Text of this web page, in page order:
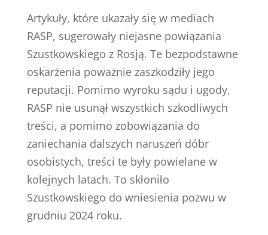
Artykuły, które ukazały się w mediach
RASP, sugerowały niejasne powiązania
Szustkowskiego z Rosją. Te bezpodstawne
oskarżenia poważnie zaszkodziły jego
reputacji. Pomimo wyroku sądu i ugody,
RASP nie usunął wszystkich szkodliwych
treści, a pomimo zobowiązania do
zaniechania dalszych naruszeń dóbr
osobistych, treści te były powielane w
kolejnych latach. To skłoniło
Szustkowskiego do wniesienia pozwu w
grudniu 2024 roku.